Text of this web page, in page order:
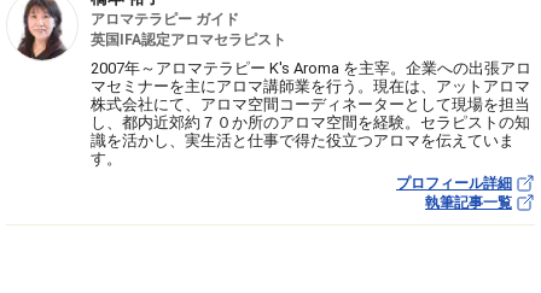
アロマテラピー ガイド
英国IFA認定アロマセラピスト
2007年～アロマテラピー K's Aroma を主宰。企業への出張アロ
マセミナーを主にアロマ講師業を行う。現在は、アットアロマ
株式会社にて、アロマ空間コーディネーターとして現場を担当
し、都内近郊約７０か所のアロマ空間を経験。セラピストの知
識を活かし、実生活と仕事で得た役立つアロマを伝えていま
す。
プロフィール詳細
執筆記事一覧